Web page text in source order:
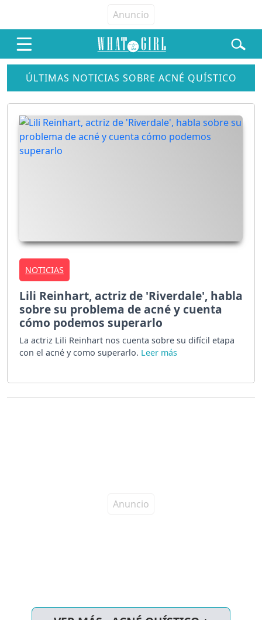
ÚLTIMAS NOTICIAS SOBRE ACNÉ QUÍSTICO
NOTICIAS
Lili Reinhart, actriz de 'Riverdale', habla
sobre su problema de acné y cuenta
cómo podemos superarlo
La actriz Lili Reinhart nos cuenta sobre su difícil etapa
con el acné y como superarlo.